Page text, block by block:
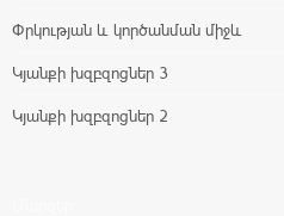
Փրկության և կործանման միջև
Կյանքի խզբզոցներ 3
Կյանքի խզբզոցներ 2